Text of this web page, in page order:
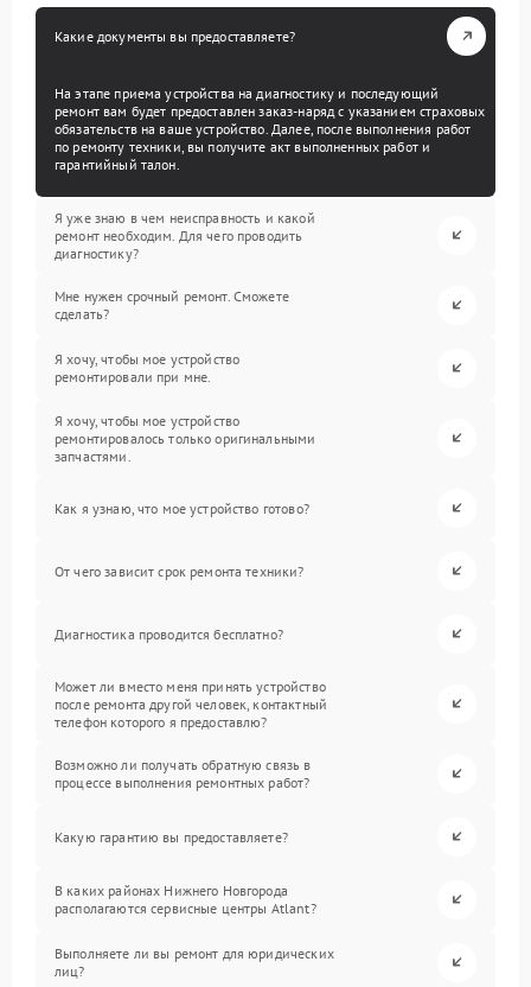
Какие документы вы предоставляете?
На этапе приема устройства на диагностику и последующий
ремонт вам будет предоставлен заказ-наряд с указанием страховых
обязательств на ваше устройство. Далее, после выполнения работ
по ремонту техники, вы получите акт выполненных работ и
гарантийный талон.
Я уже знаю в чем неисправность и какой
ремонт необходим. Для чего проводить
диагностику?
Мне нужен срочный ремонт. Сможете
сделать?
Я хочу, чтобы мое устройство
ремонтировали при мне.
Я хочу, чтобы мое устройство
ремонтировалось только оригинальными
запчастями.
Как я узнаю, что мое устройство готово?
От чего зависит срок ремонта техники?
Диагностика проводится бесплатно?
Может ли вместо меня принять устройство
после ремонта другой человек, контактный
телефон которого я предоставлю?
Возможно ли получать обратную связь в
процессе выполнения ремонтных работ?
Какую гарантию вы предоставляете?
В каких районах Нижнего Новгорода
располагаются сервисные центры Atlant?
Выполняете ли вы ремонт для юридических
лиц?